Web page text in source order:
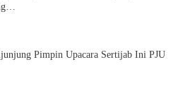
Pimpin Upacara Sertijab Ini PJU